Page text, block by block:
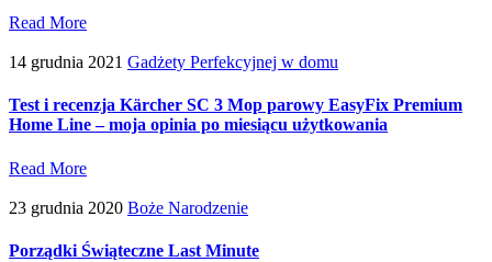
Read More
14 grudnia 2021 Gadżety Perfekcyjnej w domu
Test i recenzja Kärcher SC 3 Mop parowy EasyFix Premium
Home Line – moja opinia po miesiącu użytkowania
Read More
23 grudnia 2020 Boże Narodzenie
Porządki Świąteczne Last Minute